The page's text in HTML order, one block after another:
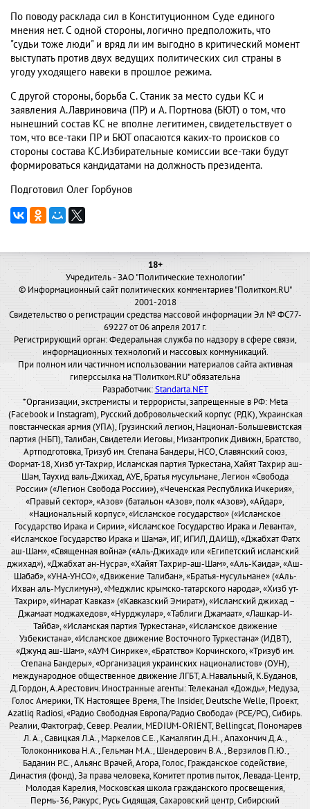
По поводу расклада сил в Конституционном Суде единого
мнения нет. С одной стороны, логично предположить, что
"судьи тоже люди" и вряд ли им выгодно в критический момент
выступать против двух ведущих политических сил страны в
угоду уходящего навеки в прошлое режима.
С другой стороны, борьба С. Станик за место судьи КС и
заявления А.Лавриновича (ПР) и А. Портнова (БЮТ) о том, что
нынешний состав КС не вполне легитимен, свидетельствует о
том, что все-таки ПР и БЮТ опасаются каких-то происков со
стороны состава КС.Избирательные комиссии все-таки будут
формироваться кандидатами на должность президента.
Подготовил Олег Горбунов
18+
Учредитель - ЗАО "Политические технологии"
© Информационный сайт политических комментариев "Политком.RU"
2001-2018
Свидетельство о регистрации средства массовой информации Эл № ФС77-
69227 от 06 апреля 2017 г.
Регистрирующий орган: Федеральная служба по надзору в сфере связи,
информационных технологий и массовых коммуникаций.
При полном или частичном использовании материалов сайта активная
гиперссылка на "Политком.RU" обязательна
Разработчик:Standarta.NET
*Организации, экстремисты и террористы, запрещенные в РФ: Meta
(Facebook и Instagram), Русский добровольческий корпус (РДК), Украинская
повстанческая армия (УПА), Грузинский легион, Национал-Большевистская
партия (НБП), Талибан, Свидетели Иеговы, Мизантропик Дивижн, Братство,
Артподготовка, Тризуб им. Степана Бандеры, НСО, Славянский союз,
Формат-18, Хизб ут-Тахрир, Исламская партия Туркестана, Хайят Тахрир аш-
Шам, Таухид валь-Джихад, АУЕ, Братья мусульмане, Легион «Свобода
России» («Легион Свобода России»), «Чеченская Республика Ичкерия»,
«Правый сектор», «Азов» (батальон «Азов», полк «Азов»), «Айдар»,
«Национальный корпус», «Исламское государство» («Исламское
Государство Ирака и Сирии», «Исламское Государство Ирака и Леванта»,
«Исламское Государство Ирака и Шама», ИГ, ИГИЛ, ДАИШ), «Джабхат Фатх
аш-Шам», «Священная война» («Аль-Джихад» или «Египетский исламский
джихад»), «Джабхат ан-Нусра», «Хайят Тахрир-аш-Шам», «Аль-Каида», «Аш-
Шабаб», «УНА-УНСО», «Движение Талибан», «Братья-мусульмане» («Аль-
Ихван аль-Муслимун»), «Меджлис крымско-татарского народа», «Хизб ут-
Тахрир», «Имарат Кавказ» («Кавказский Эмират»), «Исламский джихад –
Джамаат моджахедов», «Нурджулар», «Таблиги Джамаат», «Лашкар-И-
Тайба», «Исламская партия Туркестана», «Исламское движение
Узбекистана», «Исламское движение Восточного Туркестана» (ИДВТ),
«Джунд аш-Шам», «АУМ Синрике», «Братство» Корчинского, «Тризуб им.
Степана Бандеры», «Организация украинских националистов» (ОУН),
международное общественное движение ЛГБТ, А.Навальный, К.Буданов,
Д.Гордон, А.Арестович. Иностранные агенты: Телеканал «Дождь», Медуза,
Голос Америки, ТК Настоящее Время, The Insider, Deutsche Welle, Проект,
Azatliq Radiosi, «Радио Свободная Европа/Радио Свобода» (PCE/PC), Сибирь.
Реалии, Фактограф, Север. Реалии, MEDIUM-ORIENT, Bellingcat, Пономарев
Л. А., Савицкая Л.А., Маркелов С.Е., Камалягин Д.Н., Апахончич Д.А.,
Толоконникова Н.А., Гельман М.А., Шендерович В.А., Верзилов П.Ю.,
Баданин Р.С., Альянс Врачей, Агора, Голос, Гражданское содействие,
Династия (фонд), За права человека, Комитет против пыток, Левада-Центр,
Молодая Карелия, Московская школа гражданского просвещения,
Пермь-36, Ракурс, Русь Сидящая, Сахаровский центр, Сибирский